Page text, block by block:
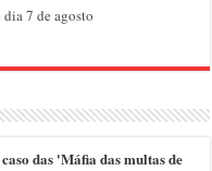
7 de agosto
das 'Máfia das multas de